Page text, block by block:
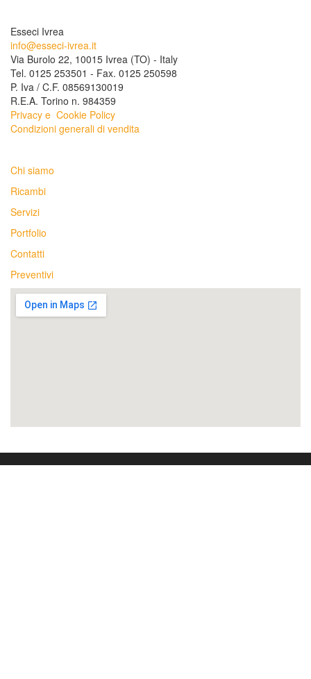
Esseci Ivrea
info@esseci-ivrea.it
Via Burolo 22, 10015 Ivrea (TO) - Italy
Tel. 0125 253501 - Fax. 0125 250598
P. Iva / C.F. 08569130019
R.E.A. Torino n. 984359
Privacy e Cookie Policy
Condizioni generali di vendita
Chi siamo
Ricambi
Servizi
Portfolio
Contatti
Preventivi